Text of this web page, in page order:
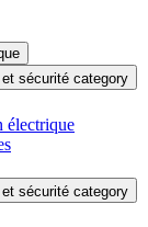
sécurité category
électrique
sécurité category